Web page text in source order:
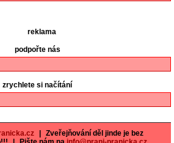
reklama
podpořte nás
zrychlete si načítání
Zveřejňování děl jinde je bez